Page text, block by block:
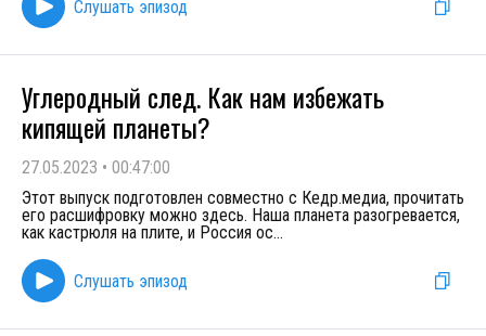
Слушать эпизод
Углеродный след. Как нам избежать
кипящей планеты?
27.05.2023 • 00:47:00
Этот выпуск подготовлен совместно с Кедр.медиа, прочитать
его расшифровку можно здесь. Наша планета разогревается,
как кастрюля на плите, и Россия ос...
Слушать эпизод